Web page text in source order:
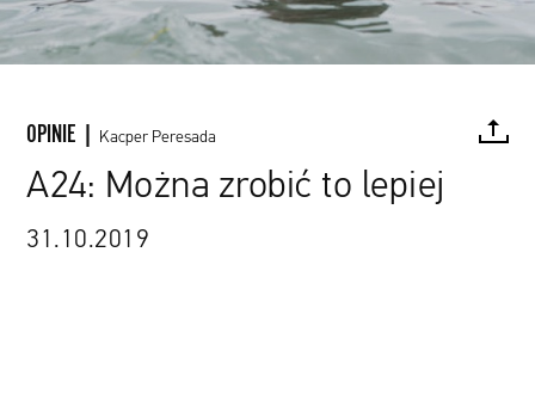
OPINIE | Kacper Peresada
A24: Można zrobić to lepiej
31.10.2019